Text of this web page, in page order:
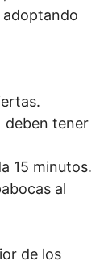
adoptando
deben tener
15 minutos.
al
de los